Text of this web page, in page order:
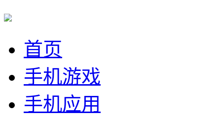
首页
手机游戏
手机应用